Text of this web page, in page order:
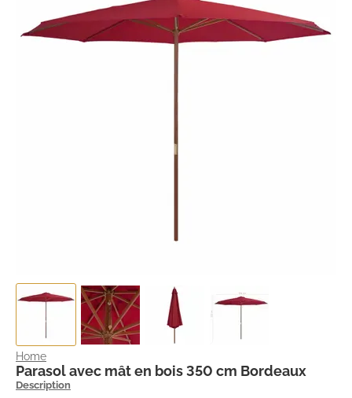
Home
Parasol avec mât en bois 350 cm Bordeaux
Description